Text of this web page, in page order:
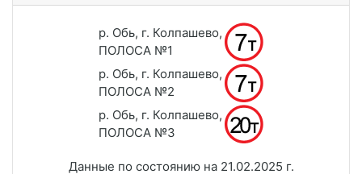
р. Обь, г. Колпашево,
ПОЛОСА №1
р. Обь, г. Колпашево,
ПОЛОСА №2
р. Обь, г. Колпашево,
ПОЛОСА №3
Данные по состоянию на 21.02.2025 г.